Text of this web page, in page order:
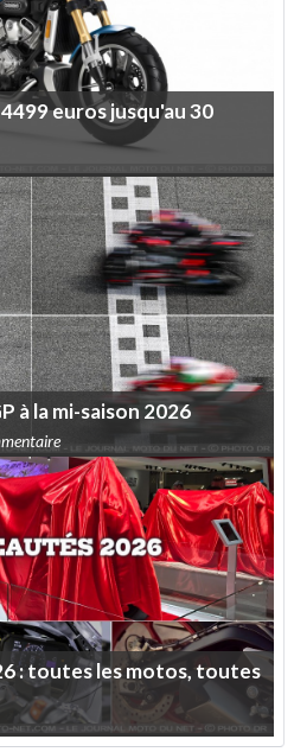
4499eurosjusqu'au30
àlami-saison 2026
:touteslesmotos,toutes